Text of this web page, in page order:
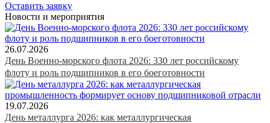
Оставить заявку
Новости и мероприятия
26.07.2026
День Военно-морского флота 2026: 330 лет российскому
флоту и роль подшипников в его боеготовности
19.07.2026
День металлурга 2026: как металлургическая